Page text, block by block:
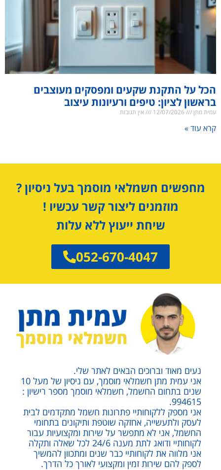
הכל על התקנת שקעים ומפסקים מעוצבים
בראשון לציון: טיפים ורעיונות עיצוב
עמית מתן אין תגובות
קרא עוד »
מחפשים חשמלאי מוסמך בעל ניסיון ?
מוזמנים ליצור קשר עכשיו !
שיחת ייעוץ ללא עלות
052-670-4047
נעים מאוד וברוכים הבאים לאתר שלי.
אני עמית מתן חשמלאי מוסמך, עם ניסיון של מעל 10
שנים בתחום החשמל, חשמלאי מוסמך מספר רישיון :
994615.
אני מספק ללקוחותיי פתרונות חשמל מתקדמים לבית
לעסק ולתעשייה, אחזקה שוטפת ותיקונים בתחומי
החשמל, אני לא מתפשר על שירות ומקצועיות עבור
לקוחותיי ודואג לתת מענה 24/6 לכל שאלה ותקלה
אני מלווה את לקוחותיי כבר שנים ומתכוון להמשיך
לספק להם שירות זמין ומקצועי לאורך כל הדרך.